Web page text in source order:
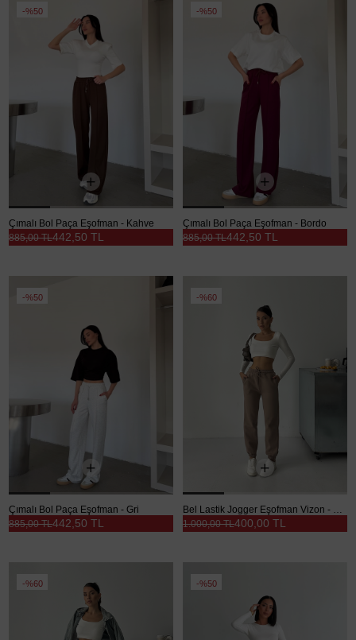
%50
Çımalı Bol Paça Eşofman - Kahve
442,50 TL
885,00 TL
%50
Çımalı Bol Paça Eşofman - Bordo
442,50 TL
885,00 TL
%50
Çımalı Bol Paça Eşofman - Gri
442,50 TL
885,00 TL
%60
Bel Lastik Jogger Eşofman Vizon - Vizon
400,00 TL
1.000,00 TL
%60 %50